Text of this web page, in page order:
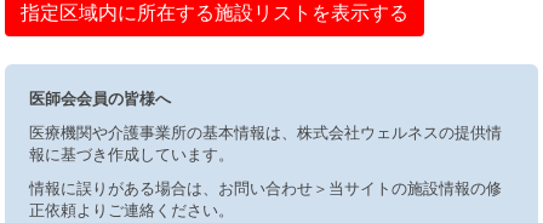
指定区域内に所在する施設リストを表示する
医師会会員の皆様へ
医療機関や介護事業所の基本情報は、株式会社ウェルネスの提供情
報に基づき作成しています。
情報に誤りがある場合は、お問い合わせ＞当サイトの施設情報の修
正依頼よりご連絡ください。